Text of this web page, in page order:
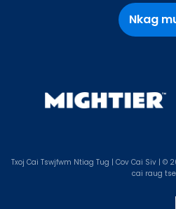
Nkag
Txoj Cai Tswjfwm Ntiag Tug | Cov Cai Siv | ©
cai raug